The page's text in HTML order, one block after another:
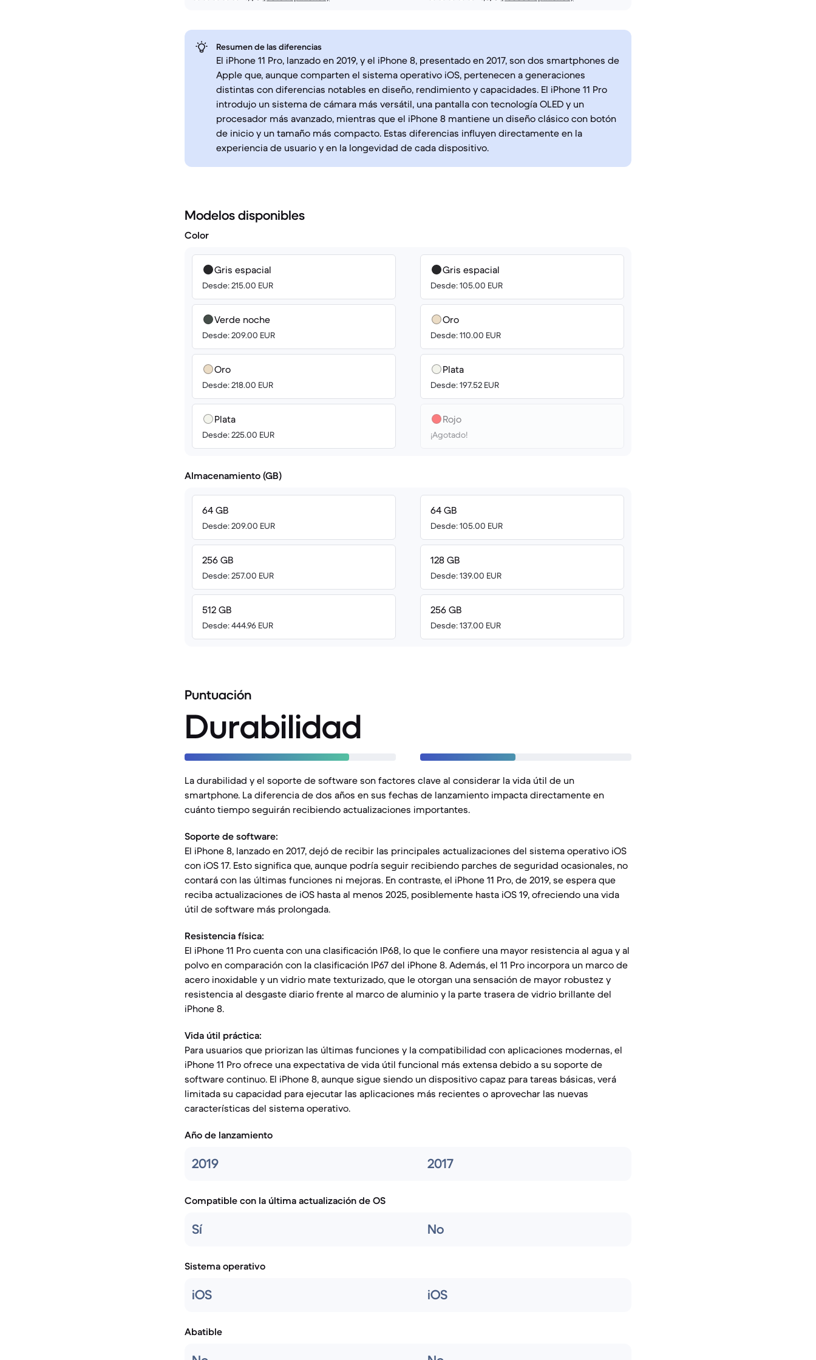
Resumen de las diferencias
El iPhone 11 Pro, lanzado en 2019, y el iPhone 8, presentado en 2017, son dos smartphones de
Apple que, aunque comparten el sistema operativo iOS, pertenecen a generaciones
distintas con diferencias notables en diseño, rendimiento y capacidades. El iPhone 11 Pro
introdujo un sistema de cámara más versátil, una pantalla con tecnología OLED y un
procesador más avanzado, mientras que el iPhone 8 mantiene un diseño clásico con botón
de inicio y un tamaño más compacto. Estas diferencias influyen directamente en la
experiencia de usuario y en la longevidad de cada dispositivo.
Modelos disponibles
Color
Gris espacial
Desde: 215.00 EUR
Verde noche
Desde: 209.00 EUR
Oro
Desde: 218.00 EUR
Plata
Desde: 225.00 EUR
Gris espacial
Desde: 105.00 EUR
Oro
Desde: 110.00 EUR
Plata
Desde: 197.52 EUR
Rojo
¡Agotado!
Almacenamiento (GB)
64 GB
Desde: 209.00 EUR
256 GB
Desde: 257.00 EUR
512 GB
Desde: 444.96 EUR
64 GB
Desde: 105.00 EUR
128 GB
Desde: 139.00 EUR
256 GB
Desde: 137.00 EUR
Puntuación
Durabilidad
La durabilidad y el soporte de software son factores clave al considerar la vida útil de un
smartphone. La diferencia de dos años en sus fechas de lanzamiento impacta directamente en
cuánto tiempo seguirán recibiendo actualizaciones importantes.
Soporte de software:
El iPhone 8, lanzado en 2017, dejó de recibir las principales actualizaciones del sistema operativo iOS
con iOS 17. Esto significa que, aunque podría seguir recibiendo parches de seguridad ocasionales, no
contará con las últimas funciones ni mejoras. En contraste, el iPhone 11 Pro, de 2019, se espera que
reciba actualizaciones de iOS hasta al menos 2025, posiblemente hasta iOS 19, ofreciendo una vida
útil de software más prolongada.
Resistencia física:
El iPhone 11 Pro cuenta con una clasificación IP68, lo que le confiere una mayor resistencia al agua y al
polvo en comparación con la clasificación IP67 del iPhone 8. Además, el 11 Pro incorpora un marco de
acero inoxidable y un vidrio mate texturizado, que le otorgan una sensación de mayor robustez y
resistencia al desgaste diario frente al marco de aluminio y la parte trasera de vidrio brillante del
iPhone 8.
Vida útil práctica:
Para usuarios que priorizan las últimas funciones y la compatibilidad con aplicaciones modernas, el
iPhone 11 Pro ofrece una expectativa de vida útil funcional más extensa debido a su soporte de
software continuo. El iPhone 8, aunque sigue siendo un dispositivo capaz para tareas básicas, verá
limitada su capacidad para ejecutar las aplicaciones más recientes o aprovechar las nuevas
características del sistema operativo.
Año de lanzamiento
2019 2017
Compatible con la última actualización de OS
Sí No
Sistema operativo
iOS iOS
Abatible